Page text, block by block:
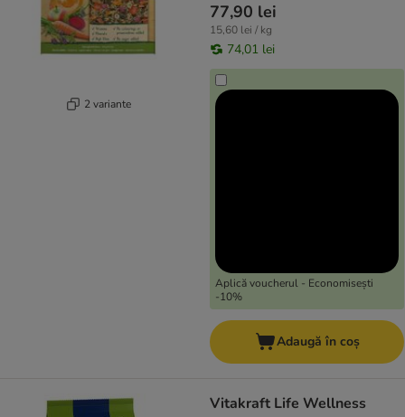
2 variante
77,90 lei
15,60 lei / kg
74,01 lei
Aplică voucherul - Economisești
-10%
Adaugă în coș
Vitakraft Life Wellness